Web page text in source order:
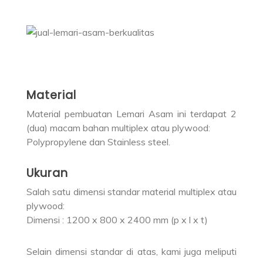
Material
Material pembuatan Lemari Asam ini terdapat 2
(dua) macam bahan multiplex atau plywood:
Polypropylene dan Stainless steel.
Ukuran
Salah satu dimensi standar material multiplex atau
plywood:
Dimensi : 1200 x 800 x 2400 mm (p x l x t)
Selain dimensi standar di atas, kami juga meliputi